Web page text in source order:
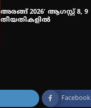
അരങ്ങ് 2026′ ആഗസ്റ്റ് 8, 9
തീയതികളിൽ
Facebook